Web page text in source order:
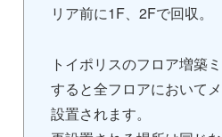
リア前に1F、2Fで回収。
トイポリスのフロア増築
すると全フロアにおいて
設置されます。